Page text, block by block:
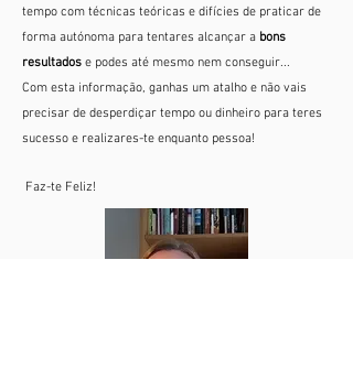
tempo com técnicas teóricas e difícies de praticar de
forma autónoma para tentares alcançar a bons
resultados e podes até mesmo nem conseguir... ​
Com esta informação, ganhas um atalho e não vais
precisar de desperdiçar tempo ou dinheiro para teres
sucesso e realizares-te enquanto pessoa!
Faz-te Feliz!